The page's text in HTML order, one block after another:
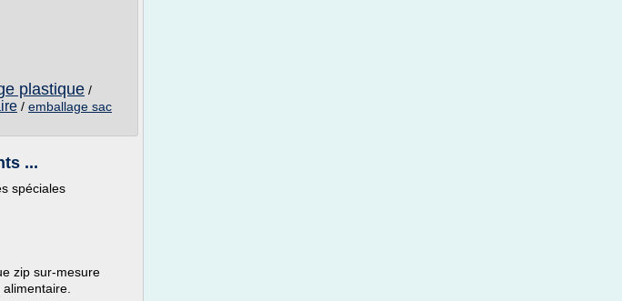
plastique /
/ emballage sac
...
spéciales
zip sur-mesure